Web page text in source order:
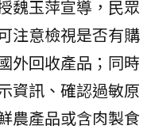
魏玉萍宣導，民眾
注意檢視是否有購
外回收產品；同時
資訊、確認過敏原
農產品或含肉製食